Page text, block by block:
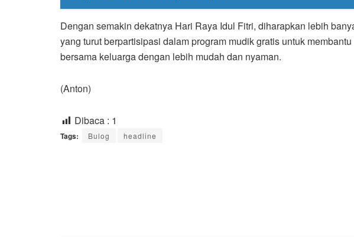
Dengan semakin dekatnya Hari Raya Idul Fitri, diharapkan lebih
yang turut berpartisipasi dalam program mudik gratis untuk
bersama keluarga dengan lebih mudah dan nyaman.
(Anton)
Dibaca : 1
Tags: Bulog headline